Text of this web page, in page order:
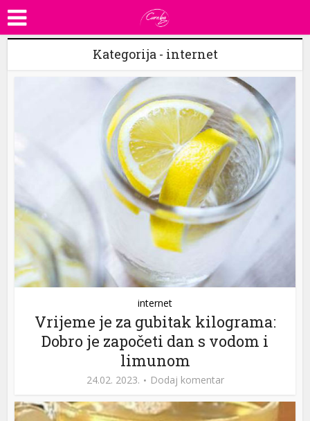
Kategorija - internet
internet
Vrijeme je za gubitak kilograma:
Dobro je započeti dan s vodom i
limunom
24.02. 2023. Dodaj komentar